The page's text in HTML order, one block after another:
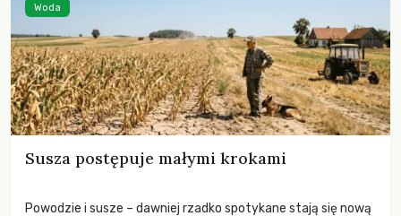
Susza postępuje małymi krokami
Powodzie i susze – dawniej rzadko spotykane stają się nową
Woda